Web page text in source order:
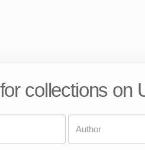
collections on